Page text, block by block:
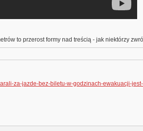
to przerost formy nad treścią - jak niektórzy
za-jazde-bez-biletu-w-godzinach-ewakuacji-